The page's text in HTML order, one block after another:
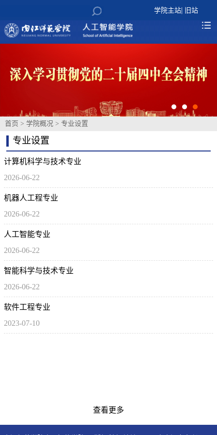
学院主站| 旧站
首页 > 学院概况 > 专业设置
专业设置
计算机科学与技术专业
2026-06-22
机器人工程专业
2026-06-22
人工智能专业
2026-06-22
智能科学与技术专业
2026-06-22
软件工程专业
2023-07-10
查看更多